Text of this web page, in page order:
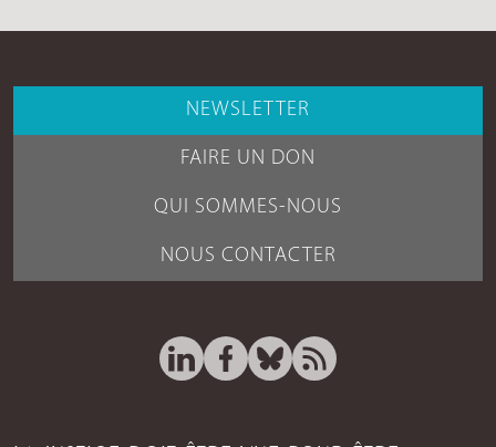
NEWSLETTER
FAIRE UN DON
QUI SOMMES-NOUS
NOUS CONTACTER